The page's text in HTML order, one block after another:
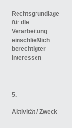
Rechtsgrundlage
für die
Verarbeitung
einschließlich
berechtigter
Interessen
5.
Aktivität / Zweck